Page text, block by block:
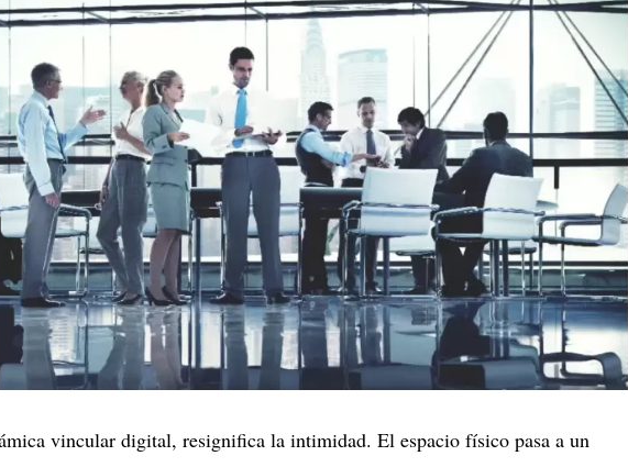
vincular digital, resignifica la intimidad. El espacio físico pasa a un